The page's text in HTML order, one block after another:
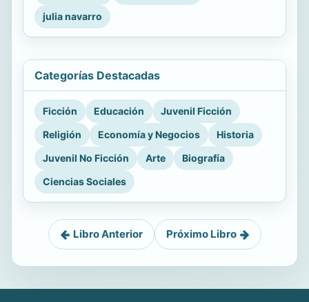
julia navarro
Categorías Destacadas
Ficción Educación
Juvenil Ficción
Religión
Economía y Negocios
Historia
Juvenil No Ficción
Arte
Biografía
Ciencias Sociales
Libro Anterior Próximo Libro